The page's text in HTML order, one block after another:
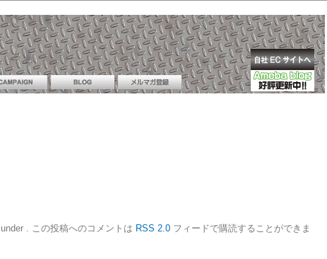
. この投稿へのコメントは RSS 2.0 フィードで購読することができま